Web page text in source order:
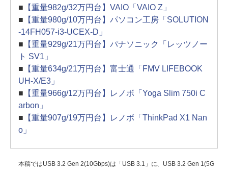
■ 【重量982g/32万円台】VAIO「VAIO Z」
■ 【重量980g/10万円台】パソコン工房「SOLUTION
-14FH057-i3-UCEX-D」
■ 【重量929g/21万円台】パナソニック「レッツノー
ト SV1」
■ 【重量634g/21万円台】富士通「FMV LIFEBOOK
UH-X/E3」
■ 【重量966g/12万円台】レノボ「Yoga Slim 750i C
arbon」
■ 【重量907g/19万円台】レノボ「ThinkPad X1 Nan
o」
本稿ではUSB 3.2 Gen 2(10Gbps)は「USB 3.1」に、USB 3.2 Gen 1(5G